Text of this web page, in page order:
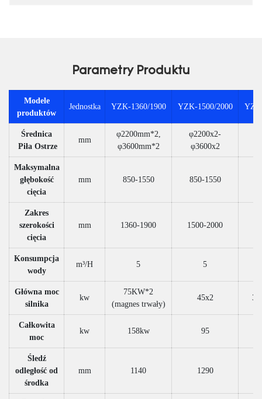
Parametry Produktu
Modele
produktów
Jednostka YZK-1360/1900 YZK-1500/2000
Średnica
Piła Ostrze
mm
φ2200mm*2,
φ3600mm*2
φ2200x2-
φ3600x2
Maksymalna
głębokość
cięcia
mm 850-1550 850-1550
Zakres
szerokości
cięcia
mm 1360-1900 1500-2000
Konsumpcja
wody
m³/H 5 5
Główna moc
silnika
kw
75KW*2
(magnes trwały)
45x2
Całkowita
moc
kw 158kw 95
Śledź
odległość od
środka
mm 1140 1290